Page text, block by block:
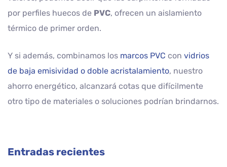
Entradas recientes
por perfiles huecos de PVC, ofrecen un aislamiento
térmico de primer orden.
Y si además, combinamos los marcos PVC con vidrios
de baja emisividad o doble acristalamiento, nuestro
ahorro energético, alcanzará cotas que difícilmente
otro tipo de materiales o soluciones podrían brindarnos.